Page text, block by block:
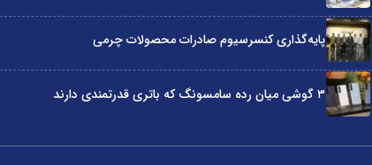
پایه‌گذاری کنسرسیوم صادرات محصولات چرمی
۳ گوشی میان رده سامسونگ که باتری قدرتمندی دارند